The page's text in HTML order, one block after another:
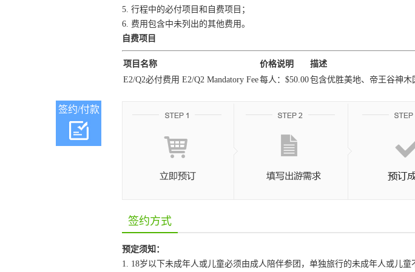
5. 行程中的必付项目和自费项目；
6. 费用包含中未列出的其他费用。
自费项目
项目名称 价格说明
描述
E2/Q2必付费用 E2/Q2 Mandatory Fee每人：$50.00包含优胜美地、帝王谷神木
签约/付款
签约方式
预定须知：
1. 18岁以下未成年人或儿童必须由成人陪伴参团，单独旅行的未成年人或儿